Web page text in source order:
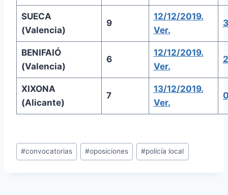
SUECA
(Valencia)
9
12/12/2019.
Ver.
BENIFAIÓ
(Valencia)
6
12/12/2019.
Ver.
XIXONA
(Alicante)
7
13/12/2019.
Ver.
Etiquetas
de
#convocatorias #oposiciones #policía local